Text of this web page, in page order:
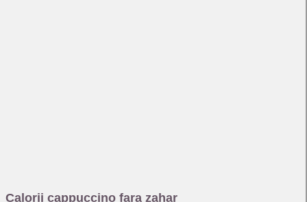
Calorii cappuccino fara zahar